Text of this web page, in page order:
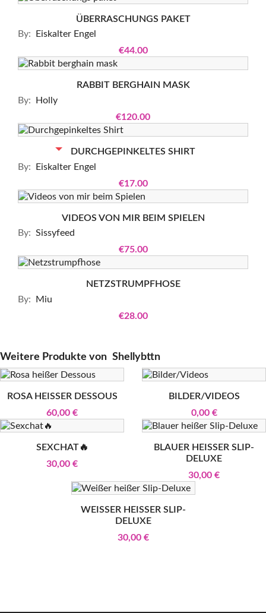
ÜBERRASCHUNGS PAKET
By:
Eiskalter Engel
€44.00
RABBIT BERGHAIN MASK
By:
Holly
€120.00
DURCHGEPINKELTES SHIRT
By:
Eiskalter Engel
€17.00
VIDEOS VON MIR BEIM SPIELEN
By: Sissyfeed
€75.00
NETZSTRUMPFHOSE
By:
Miu
€28.00
Weitere Produkte von Shellybttn
ROSA HEISSER DESSOUS
60,00 €
BILDER/VIDEOS
0,00 €
SEXCHAT🔥
30,00 €
BLAUER HEISSER SLIP-D
ELUXE
30,00 €
WEISSER HEISSER SLIP-DE
LUXE
30,00 €